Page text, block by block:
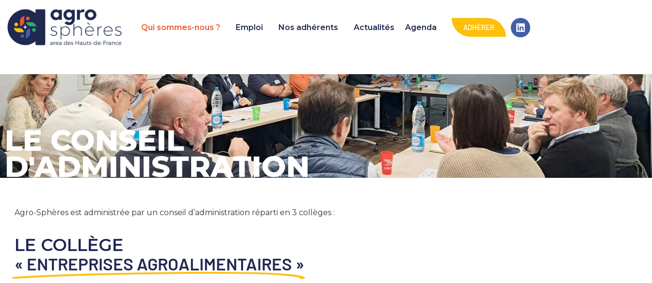
Qui sommes-nous ? Emploi Nos adhérents Actualités Agenda ADHÉRER
LE CONSEIL
D'ADMINISTRATION
Agro-Sphères est administrée par un conseil d’administration réparti en 3 collèges :
LE COLLÈGE
« ENTREPRISES AGROALIMENTAIRES »